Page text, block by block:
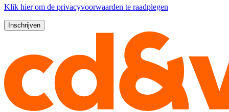
Klik hierom de privacyvoorwaarden te raadplegen